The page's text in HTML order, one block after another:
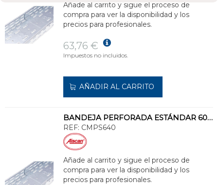
Añade al carrito y sigue el proceso de
compra para ver la disponibilidad y los
precios para profesionales.
63,76 €
Impuestos no incluidos.
AÑADIR AL CARRITO
BANDEJA PERFORADA ESTÁNDAR 60x400 GALVANIZADO SENZIMIR
REF: CMPS640
Añade al carrito y sigue el proceso de
compra para ver la disponibilidad y los
precios para profesionales.